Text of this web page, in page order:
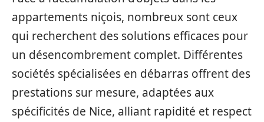
appartements niçois, nombreux sont ceux
qui recherchent des solutions efficaces pour
un désencombrement complet. Différentes
sociétés spécialisées en débarras offrent des
prestations sur mesure, adaptées aux
spécificités de Nice, alliant rapidité et respect